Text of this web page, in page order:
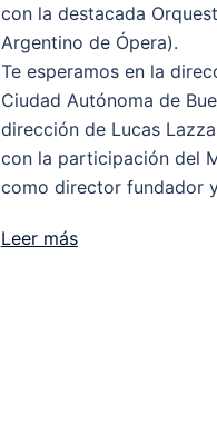
con la destacada
Argentino de Ópera).
Te esperamos en la
Ciudad Autónoma de
dirección de Lucas
con la participación del
como director fundador
Leer más